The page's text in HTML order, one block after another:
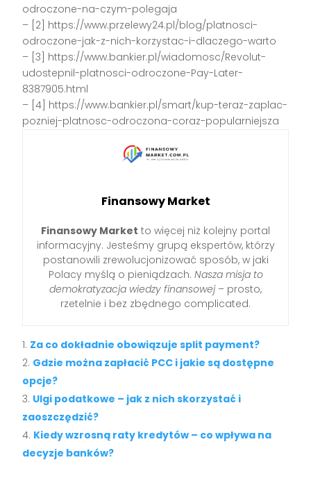
odroczone-na-czym-polegaja
– [2] https://www.przelewy24.pl/blog/platnosci-
odroczone-jak-z-nich-korzystac-i-dlaczego-warto
– [3] https://www.bankier.pl/wiadomosc/Revolut-
udostepnil-platnosci-odroczone-Pay-Later-
8387905.html
– [4] https://www.bankier.pl/smart/kup-teraz-zaplac-
pozniej-platnosc-odroczona-coraz-popularniejsza
Finansowy Market
Finansowy Market to więcej niż kolejny portal
informacyjny. Jesteśmy grupą ekspertów, którzy
postanowili zrewolucjonizować sposób, w jaki
Polacy myślą o pieniądzach. Nasza misja to
demokratyzacja wiedzy finansowej– prosto,
rzetelnie i bez zbędnego complicated.
Za co dokładnie obowiązuje split payment?
Gdzie można zapłacić PCC i jakie są dostępne
opcje?
Ulgi podatkowe – jak z nich skorzystać i
zaoszczędzić?
Kiedy wzrosną raty kredytów – co wpływa na
decyzje banków?